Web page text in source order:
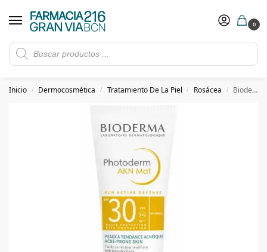
0
Rebajas de verano hasta -30%
​ 5€ de descuento con el cupón 5GRANVIA (compras superiores a 150€)
Inicio / Dermocosmética / Tratamiento De La Piel / Rosácea / Bioderma Photoderm AKN Mat 30Spf 40 ml